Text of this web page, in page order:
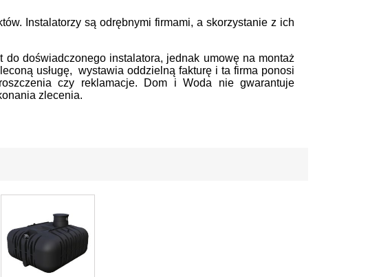
Instalatorzy są odrębnymi firmami, a skorzystanie z ich
doświadczonego instalatora, jednak umowę na montaż
usługę, wystawia oddzielną fakturę i ta firma ponosi
czy reklamacje. Dom i Woda nie gwarantuje
zlecenia.